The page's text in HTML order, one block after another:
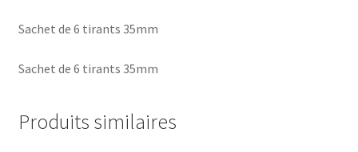
Sachet de 6 tirants 35mm
Sachet de 6 tirants 35mm
Produits similaires